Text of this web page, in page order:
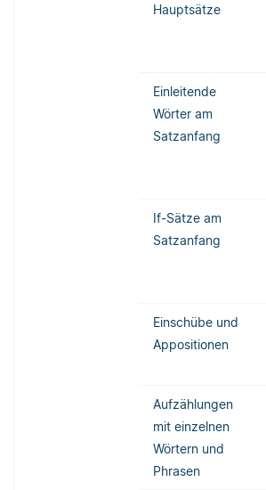
Hauptsätze
Einleitende
Wörter am
Satzanfang
If-Sätze am
Satzanfang
Einschübe und
Appositionen
Aufzählungen
mit einzelnen
Wörtern und
Phrasen